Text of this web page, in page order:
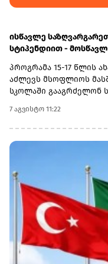
ისწავლე
სტიპენდიით -
პროგრამა 15-17 წლის
აძლევს მსოფლიოს
სკოლაში გააგრძელონ
ეწვიეთ ვებგვერდს.
მსოფლიო სკოლები
საგანმანათლებლო
სხვადასხვა ერისა და
გზით შეუწყოს ხელი
შექმნას. UWC
საერთაშორისო
პროგრამის
სხვადასხვა
ჩინეთში, იაპონიაში,
იტალიაში.საქართველოს
თანამშრომლობა 2025
7 აგვისტო 11:22